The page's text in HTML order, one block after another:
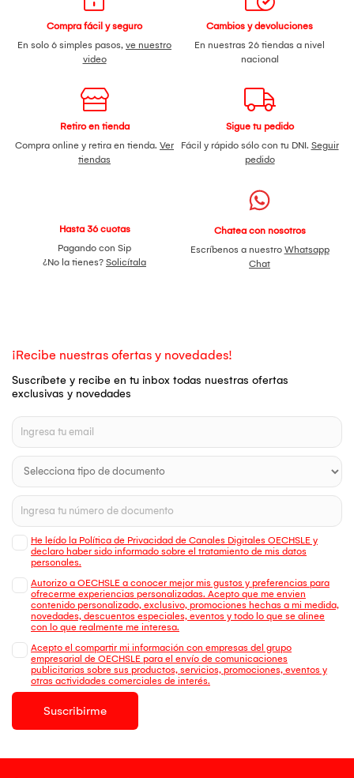
Compra fácil y seguro
En solo 6 simples pasos, ve nuestro
video
Cambios y devoluciones
En nuestras 26 tiendas a nivel
nacional
Retiro en tienda
Compra online y retira en tienda. Ver
tiendas
Sigue tu pedido
Fácil y rápido sólo con tu DNI. Seguir
pedido
Hasta 36 cuotas
Pagando con Sip
¿No la tienes? Solicítala
Chatea con nosotros
Escríbenos a nuestro Whatsapp
Chat
¡Recibe nuestras ofertas y novedades!
Suscríbete y recibe en tu inbox todas nuestras ofertas
exclusivas y novedades
He leído la Política de Privacidad de Canales Digitales OECHSLE y
declaro haber sido informado sobre el tratamiento de mis datos
personales.
Autorizo a OECHSLE a conocer mejor mis gustos y preferencias para
ofrecerme experiencias personalizadas. Acepto que me envien
contenido personalizado, exclusivo, promociones hechas a mi medida,
novedades, descuentos especiales, eventos y todo lo que se alinee
con lo que realmente me interesa.
Acepto el compartir mi información con empresas del grupo
empresarial de OECHSLE para el envío de comunicaciones
publicitarias sobre sus productos, servicios, promociones, eventos y
otras actividades comerciales de interés.
Suscribirme